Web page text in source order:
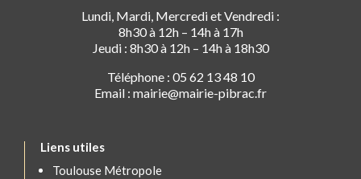
Lundi, Mardi, Mercredi et Vendredi :
8h30 à 12h – 14h à 17h
Jeudi : 8h30 à 12h – 14h à 18h30
Téléphone : 05 62 13 48 10
Email : mairie@mairie-pibrac.fr
Liens utiles
Toulouse Métropole